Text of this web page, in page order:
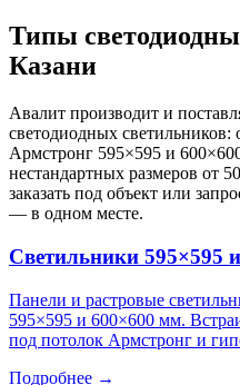
Типы
Казани
Авалит производит и
светодиодных светильников:
Армстронг 595×595 и
нестандартных размеров от
заказать под объект или
— в одном месте.
Светильники 595×595
Панели и растровые
595×595 и 600×600 мм.
под потолок Армстронг и
Подробнее →